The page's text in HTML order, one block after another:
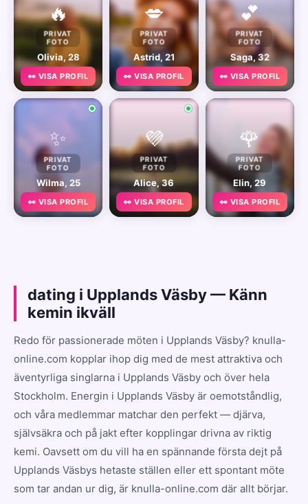
🔥
PRIVAT
FOTO
Olivia, 28
👀 VISA PROFIL
💋
PRIVAT
FOTO
Astrid, 21
👀 VISA PROFIL
💕
PRIVAT
FOTO
Saga, 32
👀 VISA PROFIL
✨
PRIVAT
FOTO
Wilma, 25
👀 VISA PROFIL
💜
PRIVAT
FOTO
Alice, 36
👀 VISA PROFIL
🌹
PRIVAT
FOTO
Elin, 29
👀 VISA PROFIL
dating i Upplands Väsby — Känn
kemin ikväll
Redo för passionerade möten i Upplands Väsby? knulla-
online.com kopplar ihop dig med de mest attraktiva och
äventyrliga singlarna i Upplands Väsby och över hela
Stockholm. Energin i Upplands Väsby är oemotståndlig,
och våra medlemmar matchar den perfekt — djärva,
självsäkra och på jakt efter kopplingar drivna av riktig
kemi. Oavsett om du vill ha en spännande första dejt på
Upplands Väsbys hetaste ställen eller ett spontant möte
som tar andan ur dig, är knulla-online.com där allt börjar.